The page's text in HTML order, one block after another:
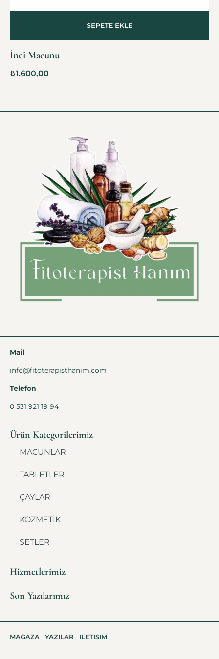
İnci Macunu
₺1.600,00
SEPETE EKLE
Mail
info@fitoterapisthanim.com
Telefon
0 531 921 19 94
Ürün Kategorilerimiz
MACUNLAR
TABLETLER
ÇAYLAR
KOZMETİK
SETLER
Hizmetlerimiz
Son Yazılarımız
MAĞAZA YAZILAR İLETISIM